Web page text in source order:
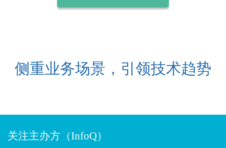
侧重业务场景，引领技术趋势
关注主办方（InfoQ）